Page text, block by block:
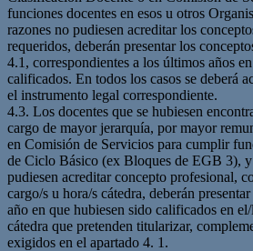
funciones docentes en esos u otros
razones no pudiesen acreditar los
requeridos, deberán presentar los
4.1, correspondientes a los últimos años
calificados. En todos los casos se deberá
el instrumento legal correspondiente.
4.3. Los docentes que se hubiesen
cargo de mayor jerarquía, por mayor
en Comisión de Servicios para cumplir
de Ciclo Básico (ex Bloques de EGB 3), y
pudiesen acreditar concepto profesional,
cargo/s u hora/s cátedra, deberán
año en que hubiesen sido calificados en
cátedra que pretenden titularizar,
exigidos en el apartado 4. 1.